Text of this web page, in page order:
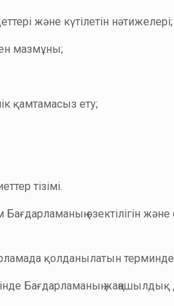
және күтілетін нәтижелері;
мазмұны;
қамтамасыз ету;
тізімі.
өзектілігін
қолданылатын
Бағдарламаның жаңашылдық